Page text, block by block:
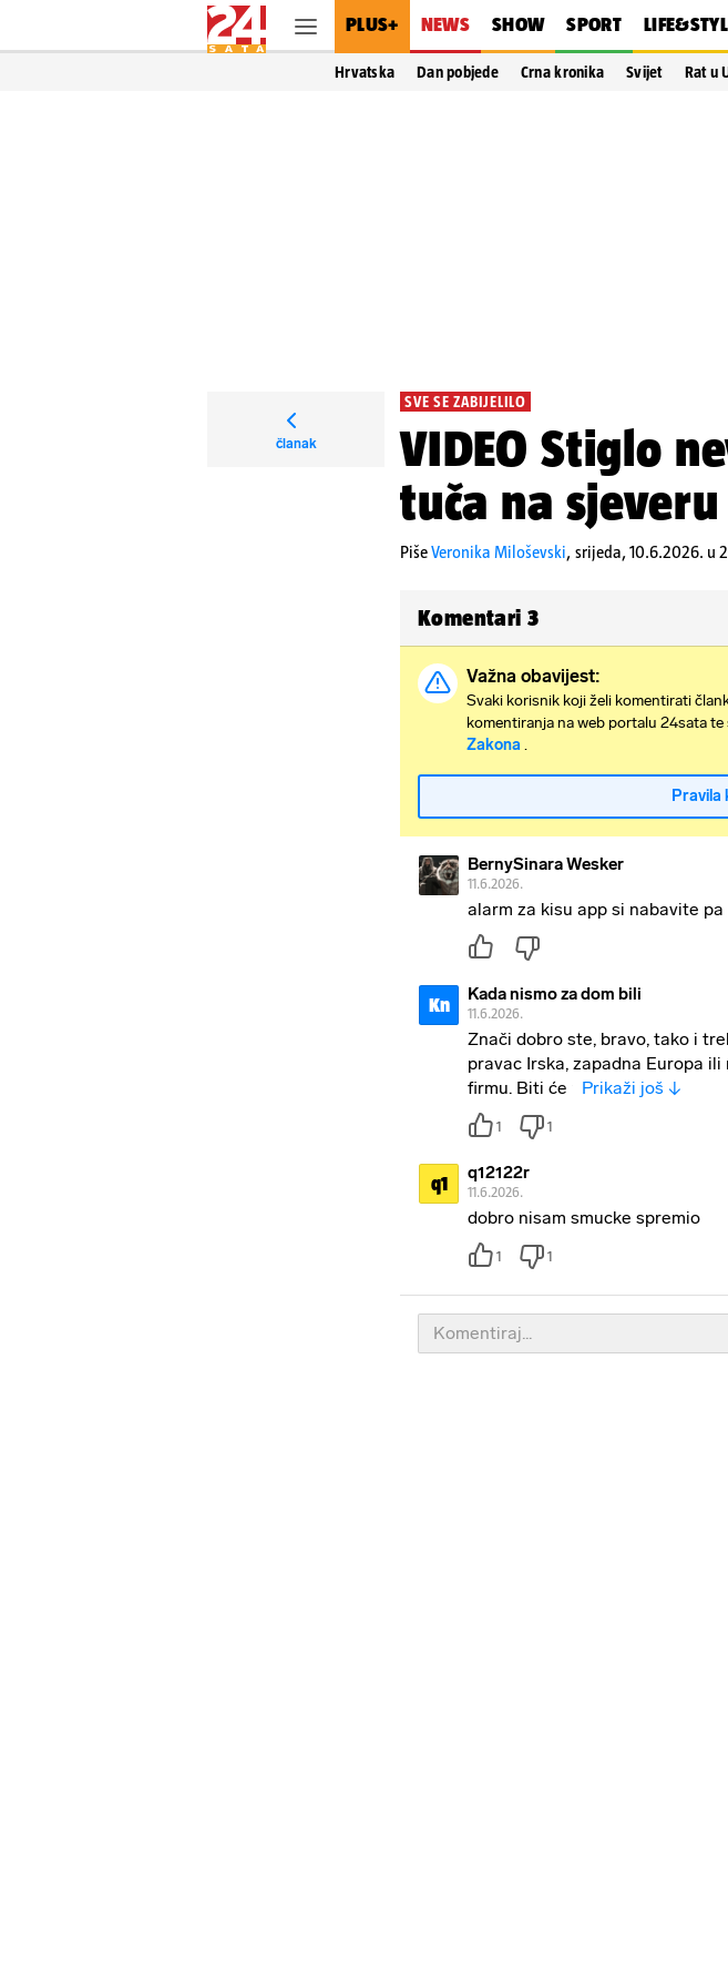
PLUS+ NEWS SHOW SPORT
Hrvatska Dan pobjede Crna kronika Svijet Rat u
članak
SVE SE ZABIJELILO
VIDEO Stiglo
tuča na
PišeVeronika Miloševski, srijeda, 10.6.2026. u
Komentari 3
Važna obavijest:
Svaki korisnik koji želi komentirati
komentiranja na web portalu 24sata te
Zakona .
Pravila
BernySinara Wesker
11.6.2026.
alarm za kisu app si nabavite
Kn Kada nismo za dom bili
11.6.2026.
Znači dobro ste, bravo, tako i
pravac Irska, zapadna Europa
firmu. Biti će f Prikaži još ↓
1 1
q1 q12122r
11.6.2026.
dobro nisam smucke spremio
1 1